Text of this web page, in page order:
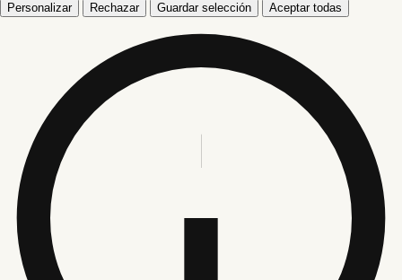
Personalizar Rechazar Guardar selección Aceptar todas